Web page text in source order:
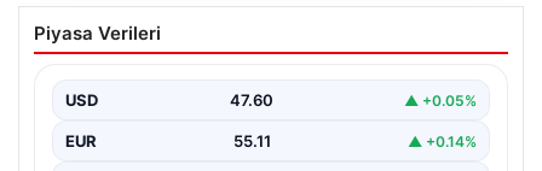
Bavulun ortak paydası kitap
Çocukluğundan bu yana aynı anda birkaç kitap
Piyasa Verileri
USD 47.60 ▲ +0.05%
EUR 55.11 ▲ +0.14%